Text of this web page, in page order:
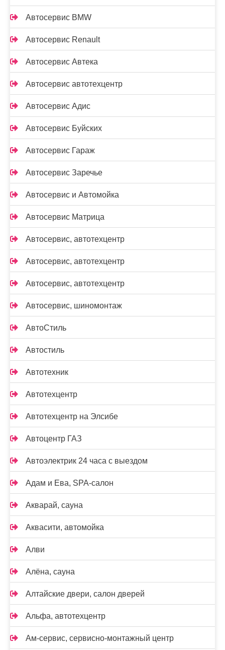
Автосервис BMW
Автосервис Renault
Автосервис Автека
Автосервис автотехцентр
Автосервис Адис
Автосервис Буйских
Автосервис Гараж
Автосервис Заречье
Автосервис и Автомойка
Автосервис Матрица
Автосервис, автотехцентр
Автосервис, автотехцентр
Автосервис, автотехцентр
Автосервис, шиномонтаж
АвтоСтиль
Автостиль
Автотехник
Автотехцентр
Автотехцентр на Элсибе
Автоцентр ГАЗ
Автоэлектрик 24 часа с выездом
Адам и Ева, SPA-салон
Акварай, сауна
Аквасити, автомойка
Алви
Алёна, сауна
Алтайские двери, салон дверей
Альфа, автотехцентр
Ам-сервис, сервисно-монтажный центр